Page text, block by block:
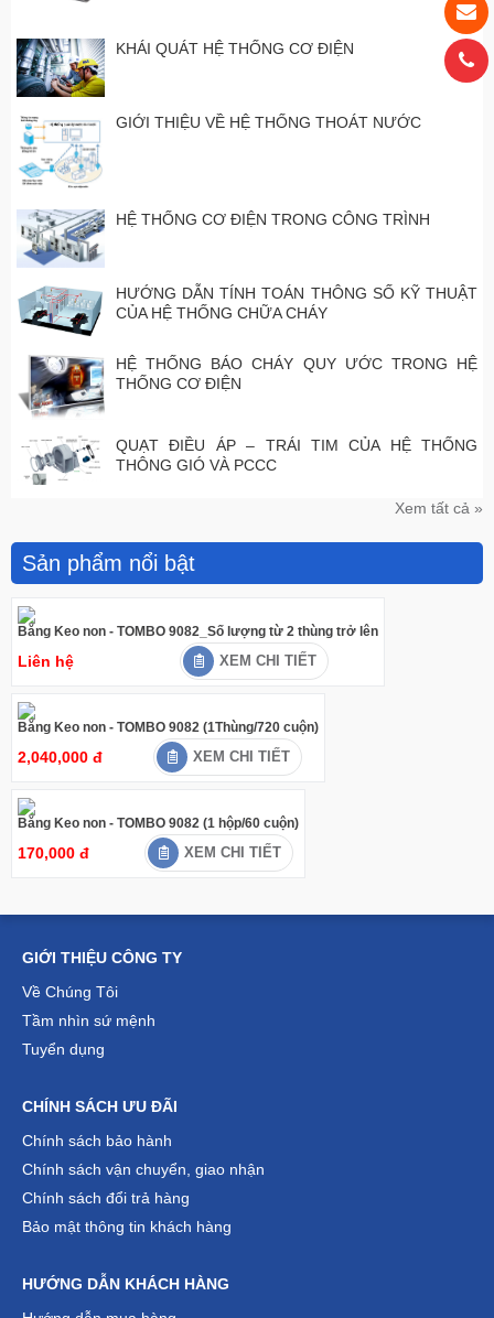
KHÁI QUÁT HỆ THỐNG CƠ ĐIỆN
GIỚI THIỆU VỀ HỆ THỐNG THOÁT NƯỚC
HỆ THỐNG CƠ ĐIỆN TRONG CÔNG TRÌNH
HƯỚNG DẪN TÍNH TOÁN THÔNG SỐ KỸ THUẬT
CỦA HỆ THỐNG CHỮA CHÁY
HỆ THỐNG BÁO CHÁY QUY ƯỚC TRONG HỆ
THỐNG CƠ ĐIỆN
QUẠT ĐIỀU ÁP – TRÁI TIM CỦA HỆ THỐNG
THÔNG GIÓ VÀ PCCC
Xem tất cả »
Sản phẩm nổi bật
Băng Keo non - TOMBO 9082_Số lượng từ 2 thùng trở lên
Liên hệ XEM CHI TIẾT
Băng Keo non - TOMBO 9082 (1Thùng/720 cuộn)
2,040,000 đ XEM CHI TIẾT
Băng Keo non - TOMBO 9082 (1 hộp/60 cuộn)
170,000 đ XEM CHI TIẾT
GIỚI THIỆU CÔNG TY
Về Chúng Tôi
Tầm nhìn sứ mệnh
Tuyển dụng
CHÍNH SÁCH ƯU ĐÃI
Chính sách bảo hành
Chính sách vận chuyển, giao nhận
Chính sách đổi trả hàng
Bảo mật thông tin khách hàng
HƯỚNG DẪN KHÁCH HÀNG